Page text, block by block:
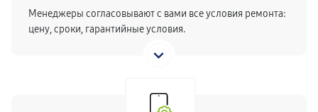
Менеджеры согласовывают с вами все условия ремонта:
цену, сроки, гарантийные условия.